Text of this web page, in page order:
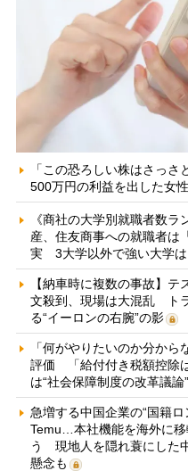
「この恐ろしい株はさっ
500万円の利益を出した女
《商社の大学別就職者数
産、住友商事への就職者は
実 3大学以外で強い大学
【納車時に複数の事故】テ
文殺到、現場は大混乱 ト
る“イーロンの右腕”の影
「何がやりたいのか分か
評価 「給付付き税額控除
は“社会保障制度の改革議論
急増する中国企業の“国籍
Temu…本社機能を海外に
う 現地人を隠れ蓑にした
懸念も